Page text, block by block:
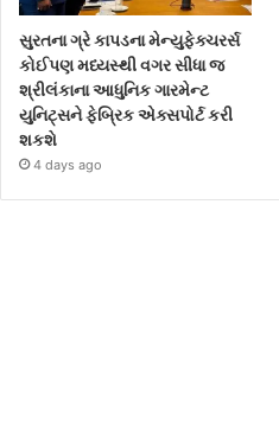
સુરતના ગ્રે કાપડના મેન્યુફેક્ચરર્સ
કોઈપણ મધ્યસ્થી વગર સીધા જ
શ્રીલંકાના આધુનિક ગારમેન્ટ
યુનિટ્સને ફેબ્રિક એક્સપોર્ટ કરી
શકશે
4 days ago